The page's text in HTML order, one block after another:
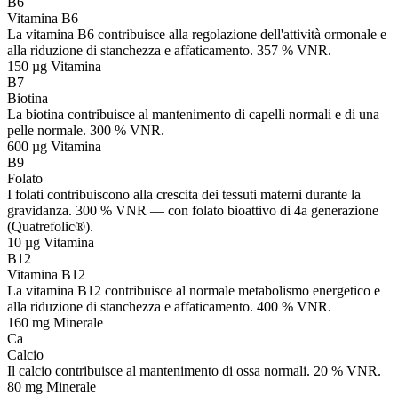
Vitamina B6
La vitamina B6 contribuisce alla regolazione dell'attività ormonale e
alla riduzione di stanchezza e affaticamento. 357 % VNR.
150 µg Vitamina
B7
Biotina
La biotina contribuisce al mantenimento di capelli normali e di una
pelle normale. 300 % VNR.
600 µg Vitamina
B9
Folato
I folati contribuiscono alla crescita dei tessuti materni durante la
gravidanza. 300 % VNR — con folato bioattivo di 4a generazione
(Quatrefolic®).
10 µg Vitamina
B12
Vitamina B12
La vitamina B12 contribuisce al normale metabolismo energetico e
alla riduzione di stanchezza e affaticamento. 400 % VNR.
160 mg Minerale
Ca
Calcio
Il calcio contribuisce al mantenimento di ossa normali. 20 % VNR.
80 mg Minerale